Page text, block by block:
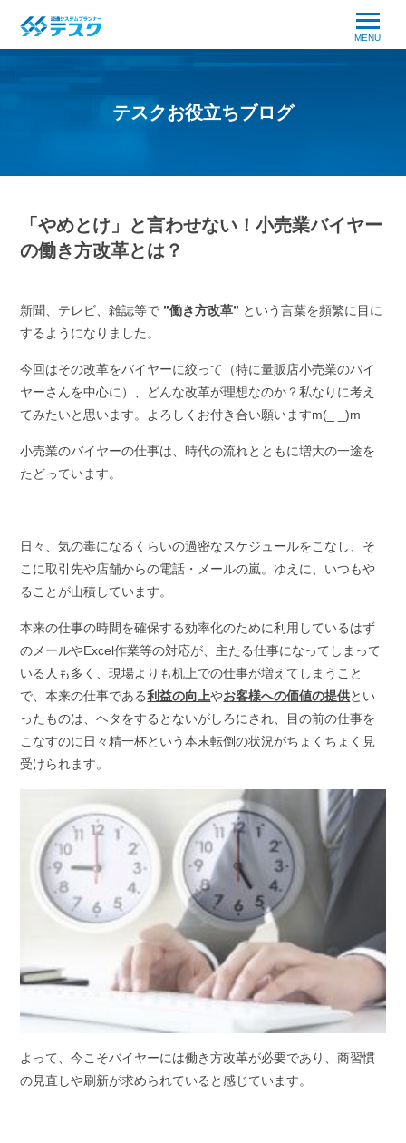
MENU
テスクお役立ちブログ
「やめとけ」と言わせない！小売業バイヤー
の働き方改革とは？
新聞、テレビ、雑誌等で ”働き方改革” という言葉を頻繁に目に
するようになりました。
今回はその改革をバイヤーに絞って（特に量販店小売業のバイ
ヤーさんを中心に）、どんな改革が理想なのか？私なりに考え
てみたいと思います。よろしくお付き合い願いますm(_ _)m
小売業のバイヤーの仕事は、時代の流れとともに増大の一途を
たどっています。
日々、気の毒になるくらいの過密なスケジュールをこなし、そ
こに取引先や店舗からの電話・メールの嵐。ゆえに、いつもや
ることが山積しています。
本来の仕事の時間を確保する効率化のために利用しているはず
のメールやExcel作業等の対応が、主たる仕事になってしまって
いる人も多く、現場よりも机上での仕事が増えてしまうこと
で、本来の仕事である利益の向上やお客様への価値の提供とい
ったものは、ヘタをするとないがしろにされ、目の前の仕事を
こなすのに日々精一杯という本末転倒の状況がちょくちょく見
受けられます。
よって、今こそバイヤーには働き方改革が必要であり、商習慣
の見直しや刷新が求められていると感じています。